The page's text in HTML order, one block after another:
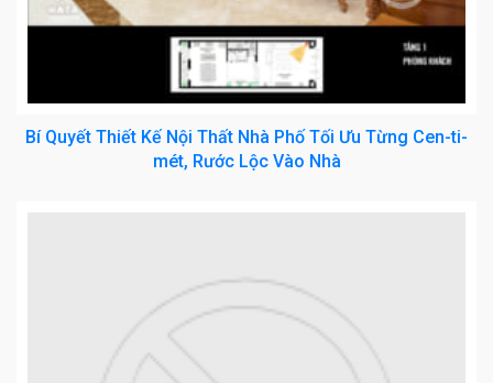
Bí Quyết Thiết Kế Nội Thất Nhà Phố Tối Ưu Từng Cen-ti-
mét, Rước Lộc Vào Nhà